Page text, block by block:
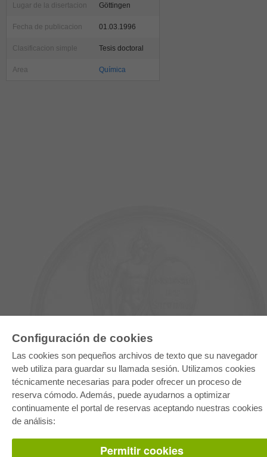
Configuración de cookies
Las cookies son pequeños archivos de texto que su navegador
web utiliza para guardar su llamada sesión. Utilizamos cookies
técnicamente necesarias para poder ofrecer un proceso de
reserva cómodo. Además, puede ayudarnos a optimizar
continuamente el portal de reservas aceptando nuestras cookies
de análisis:
Permitir cookies
Lugar de la disertacion Göttingen
Fecha de publicacion 01.03.1996
Clasificacion simple Tesis doctoral
Area Química
E-COLLECTION
Paquete entero
Paquete de especialidades
Pick & Choose
Facilitación de E-Books
Preguntas mas frequentes(FAQ)
TIENDA ONLINE
Todos los autores